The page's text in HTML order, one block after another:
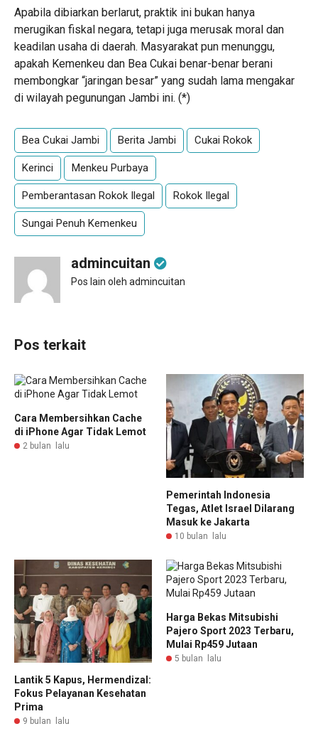
Apabila dibiarkan berlarut, praktik ini bukan hanya
merugikan fiskal negara, tetapi juga merusak moral dan
keadilan usaha di daerah. Masyarakat pun menunggu,
apakah Kemenkeu dan Bea Cukai benar-benar berani
membongkar “jaringan besar” yang sudah lama mengakar
di wilayah pegunungan Jambi ini. (*)
Bea Cukai Jambi Berita Jambi Cukai Rokok
Kerinci Menkeu Purbaya
Pemberantasan Rokok Ilegal Rokok Ilegal
Sungai Penuh Kemenkeu
admincuitan
Pos lain oleh admincuitan
Pos terkait
Cara Membersihkan Cache
di iPhone Agar Tidak Lemot
2 bulan lalu
Pemerintah Indonesia
Tegas, Atlet Israel Dilarang
Masuk ke Jakarta
10 bulan lalu
Lantik 5 Kapus, Hermendizal:
Fokus Pelayanan Kesehatan
Prima
9 bulan lalu
Harga Bekas Mitsubishi
Pajero Sport 2023 Terbaru,
Mulai Rp459 Jutaan
5 bulan lalu